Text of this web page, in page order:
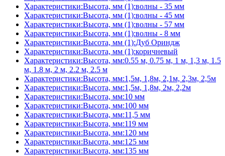
Характеристики:Высота, мм (1):волны - 35 мм
Характеристики:Высота, мм (1):волны - 45 мм
Характеристики:Высота, мм (1):волны - 57 мм
Характеристики:Высота, мм (1):волны - 8 мм
Характеристики:Высота, мм (1):Дуб Ориндж
Характеристики:Высота, мм (1):коричневый
Характеристики:Высота, мм:0.55 м, 0.75 м, 1 м, 1,3 м, 1.5
м, 1.8 м, 2 м, 2.2 м, 2.5 м
Характеристики:Высота, мм:1,5м, 1,8м, 2,1м, 2,3м, 2,5м
Характеристики:Высота, мм:1,5м, 1,8м, 2м, 2,2м
Характеристики:Высота, мм:10 мм
Характеристики:Высота, мм:100 мм
Характеристики:Высота, мм:11,5 мм
Характеристики:Высота, мм:119 мм
Характеристики:Высота, мм:120 мм
Характеристики:Высота, мм:125 мм
Характеристики:Высота, мм:135 мм